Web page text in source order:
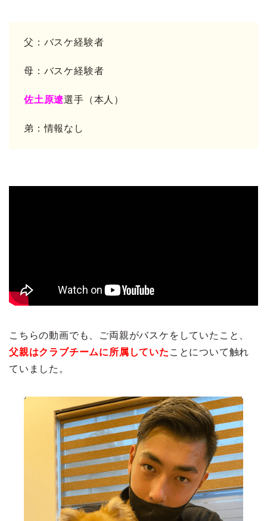
父：バスケ経験者
母：バスケ経験者
佐土原遼選手（本人）
弟：情報なし
こちらの動画でも、ご両親がバスケをしていたこと、
父親はクラブチームに所属していた ことについて触れ
ていました。